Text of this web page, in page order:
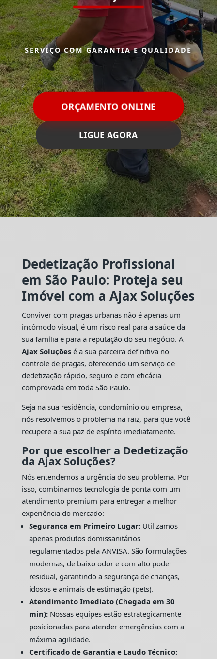
SERVIÇO COM GARANTIA E QUALIDADE
ORÇAMENTO ONLINE
LIGUE AGORA
Dedetização Profissional
em São Paulo: Proteja seu
Imóvel com a Ajax Soluções
Conviver com pragas urbanas não é apenas um
incômodo visual, é um risco real para a saúde da
sua família e para a reputação do seu negócio. A
Ajax Soluçõesé a sua parceira definitiva no
controle de pragas, oferecendo um serviço de
dedetização rápido, seguro e com eficácia
comprovada em toda São Paulo.
Seja na sua residência, condomínio ou empresa,
nós resolvemos o problema na raiz, para que você
recupere a sua paz de espírito imediatamente.
Por que escolher a Dedetização
da Ajax Soluções?
Nós entendemos a urgência do seu problema. Por
isso, combinamos tecnologia de ponta com um
atendimento premium para entregar a melhor
experiência do mercado:
Segurança em Primeiro Lugar:Utilizamos
apenas produtos domissanitários
regulamentados pela ANVISA. São formulações
modernas, de baixo odor e com alto poder
residual, garantindo a segurança de crianças,
idosos e animais de estimação (pets).
Atendimento Imediato (Chegada em 30
min):Nossas equipes estão estrategicamente
posicionadas para atender emergências com a
máxima agilidade.
Certificado de Garantia e Laudo Técnico: